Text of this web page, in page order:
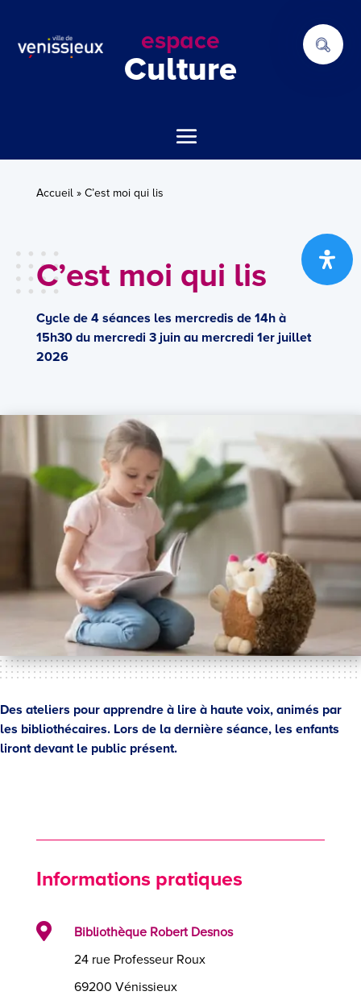
espace
Culture
Accueil» C’est moi qui lis
C’est moi qui lis
Cycle de 4 séances les mercredis de 14h à
15h30 du mercredi 3 juin au mercredi 1er juillet
2026
Des ateliers pour apprendre à lire à haute voix, animés par
les bibliothécaires. Lors de la dernière séance, les enfants
liront devant le public présent.
Informations pratiques

Bibliothèque Robert Desnos
24 rue Professeur Roux
69200 Vénissieux